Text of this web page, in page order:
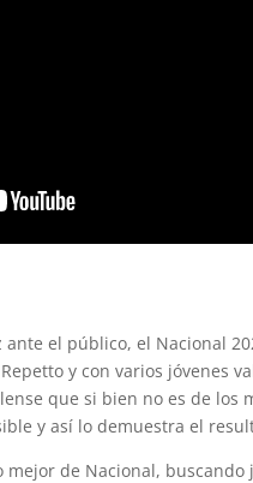
el público, el Nacional
y con varios jóvenes
que si bien no es de los
y así lo demuestra el
mejor de Nacional,